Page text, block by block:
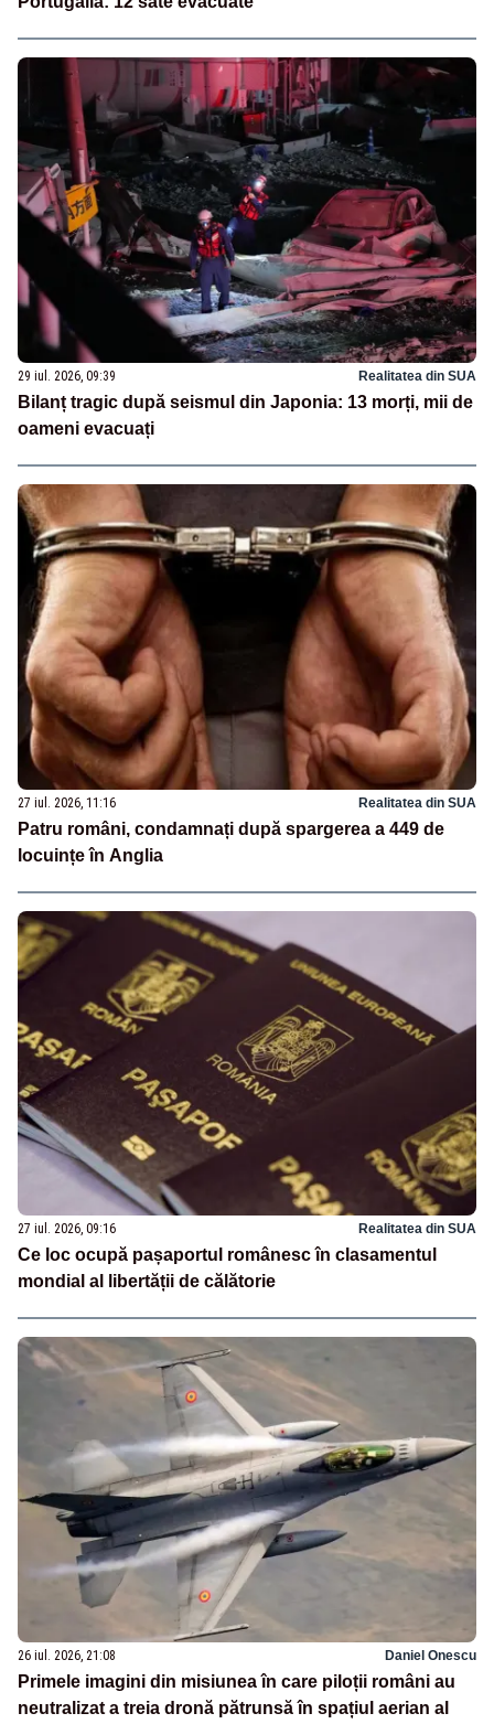
29 iul. 2026, 09:39 Realitatea din SUA
Bilanț tragic după seismul din Japonia: 13 morți, mii de
oameni evacuați
27 iul. 2026, 11:16 Realitatea din SUA
Patru români, condamnați după spargerea a 449 de
locuințe în Anglia
27 iul. 2026, 09:16 Realitatea din SUA
Ce loc ocupă pașaportul românesc în clasamentul
mondial al libertății de călătorie
26 iul. 2026, 21:08 Daniel Onescu
Primele imagini din misiunea în care piloții români au
neutralizat a treia dronă pătrunsă în spațiul aerian al